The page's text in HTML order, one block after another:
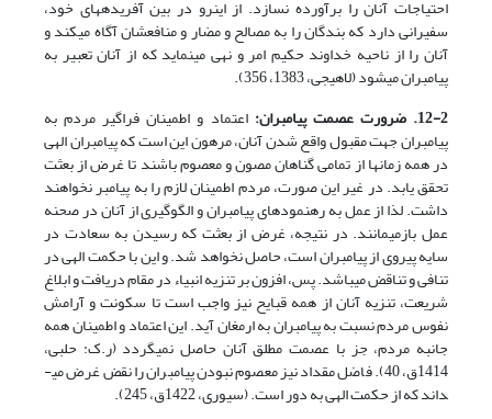
احتیاجات آنان را برآورده نسازد. از این­رو در بین آفریده­های خود،
سفیرانی دارد که بندگان را به مصالح و مضار و منافع­شان آگاه می­کند و
آنان را از ناحیه خداوند حکیم امر و نهی می­نماید که از آنان تعبیر به
پیامبران می­شود (لاهیجی، 1383، 356).
12-2. ضرورت عصمت پیامبران:
اعتماد و اطمینان فراگیر مردم به
پیامبران جهت مقبول واقع شدن آنان، مرهون این است که پیامبران الهی
در همه زمان­ها از تمامی گناهان مصون و معصوم باشند تا غرض از بعثت
تحقق یابد. در غیر این صورت، مردم اطمینان لازم را به پیامبر نخواهند
داشت. لذا از عمل به رهنمودهای پیامبران و الگوگیری از آنان در صحنه
عمل بازمی­مانند. در نتیجه، غرض از بعثت که رسیدن به سعادت در
سایه پیروی از پیامبران است، حاصل نخواهد شد. و این با حکمت الهی در
تنافی و تناقض می­باشد. پس، افزون بر تنزیه انبیاء در مقام دریافت و ابلاغ
شریعت، تنزیه آنان از همه قبایح نیز واجب است تا سکونت و آرامش
نفوس مردم نسبت به پیامبران به ارمغان آید. این اعتماد و اطمینان همه
جانبه مردم، جز با عصمت مطلق آنان حاصل نمی­گردد (ر.ک: حلبی،
1414ق، 40). فاضل مقداد نیز معصوم نبودن پیامبران را نقض غرض می­
داند که از حکمت الهی به دور است. (سیوری، 1422ق، 245).